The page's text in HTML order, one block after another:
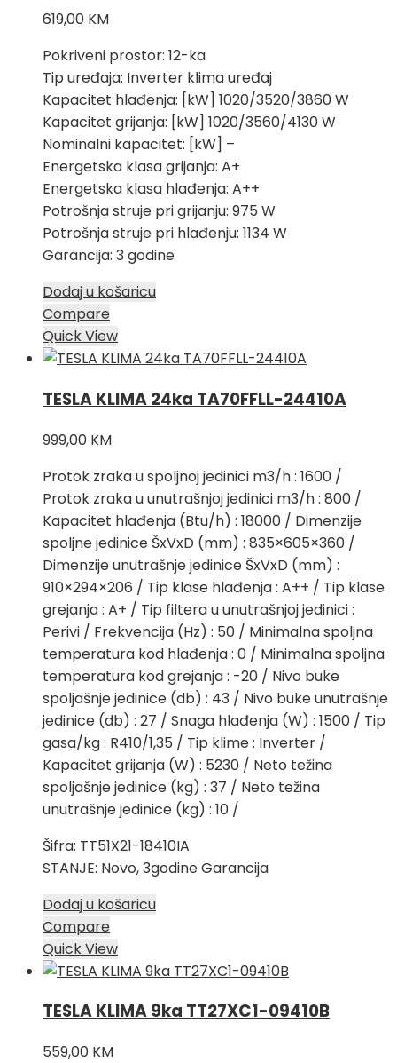
619,00 KM
Pokriveni prostor: 12-ka
Tip uređaja: Inverter klima uređaj
Kapacitet hlađenja: [kW] 1020/3520/3860 W
Kapacitet grijanja: [kW] 1020/3560/4130 W
Nominalni kapacitet: [kW] –
Energetska klasa grijanja: A+
Energetska klasa hlađenja: A++
Potrošnja struje pri grijanju: 975 W
Potrošnja struje pri hlađenju: 1134 W
Garancija: 3 godine
Dodaj u košaricu
Compare
Quick View
TESLA KLIMA 24ka TA70FFLL-24410A
999,00 KM
Protok zraka u spoljnoj jedinici m3/h : 1600 /
Protok zraka u unutrašnjoj jedinici m3/h : 800 /
Kapacitet hlađenja (Btu/h) : 18000 / Dimenzije
spoljne jedinice ŠxVxD (mm) : 835×605×360 /
Dimenzije unutrašnje jedinice ŠxVxD (mm) :
910×294×206 / Tip klase hlađenja : A++ / Tip klase
grejanja : A+ / Tip filtera u unutrašnjoj jedinici :
Perivi / Frekvencija (Hz) : 50 / Minimalna spoljna
temperatura kod hlađenja : 0 / Minimalna spoljna
temperatura kod grejanja : -20 / Nivo buke
spoljašnje jedinice (db) : 43 / Nivo buke unutrašnje
jedinice (db) : 27 / Snaga hlađenja (W) : 1500 / Tip
gasa/kg : R410/1,35 / Tip klime : Inverter /
Kapacitet grijanja (W) : 5230 / Neto težina
spoljašnje jedinice (kg) : 37 / Neto težina
unutrašnje jedinice (kg) : 10 /
Šifra: TT51X21-18410IA
STANJE: Novo, 3godine Garancija
Dodaj u košaricu
Compare
Quick View
TESLA KLIMA 9ka TT27XC1-09410B
559,00 KM